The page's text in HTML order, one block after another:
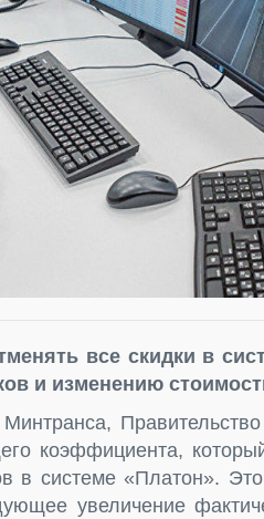
все скидки в
и изменению
коэффициента,
в системе «Платон».
увеличение